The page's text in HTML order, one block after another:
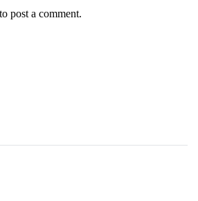
to post a comment.